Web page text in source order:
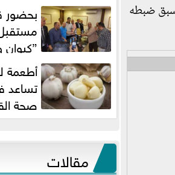
وسبق ضبطه
بحضور
والتمامي وابوحجازي
كفر...
أطعمة
تساعد
صحة
سن الأربعين
مقالات